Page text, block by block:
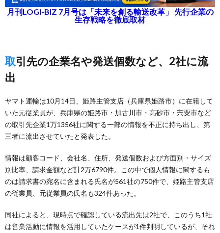
月刊LOGI-BIZ 7月号は「未来を創る輸送改革」 先行企業の
生存戦略を徹底取材
取引先の企業名や発送個数など、2社に流
出
ヤマト運輸は10月14日、姫路主管支店（兵庫県姫路市）に在籍して
いた元従業員が、兵庫県の姫路市・加古川市・高砂市・宍粟市など
の取引先企業1万1356社に関する一部の情報を不正に持ち出し、第
三者に流出させていたと発表した。
情報は顧客コード、会社名、住所、発送個数および方面別・サイズ
別比率、請求金額など計2万6790件。この中で個人情報に関するも
のは請求書の宛名に含まれる氏名が561社の750件で、姫路主管支店
の従業員、元従業員の氏名も324件あった。
同社によると、現時点で確認している流出先は2社で、このうち1社
は営業活動に情報を活用していたケースが1件判明しているが、それ